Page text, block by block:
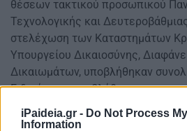
iPaideia.gr - Do Not Process
Information
θέσεων τακτικού προσωπικού
Τεχνολογικής και
στελέχωση των Καταστημάτων
Υπουργείου Δικαιοσύνης,
Δικαιωμάτων, υποβλήθηκαν
Ειδικότερα, υποβλήθηκαν:
1.120 αιτήσεις για την